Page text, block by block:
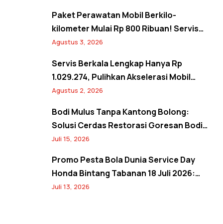
Paket Perawatan Mobil Berkilo-
kilometer Mulai Rp 800 Ribuan! Servis
Semangat Kemerdekaan Promo Agustus
Agustus 3, 2026
Servis Berkala Lengkap Hanya Rp
1.029.274, Pulihkan Akselerasi Mobil
Seperti Baru! Back to Prime Promo
Agustus 2, 2026
Bodi Mulus Tanpa Kantong Bolong:
Solusi Cerdas Restorasi Goresan Bodi
Mobil Hemat Biaya
Juli 15, 2026
Promo Pesta Bola Dunia Service Day
Honda Bintang Tabanan 18 Juli 2026:
Banjir Diskon Servis hingga 20% dan
Juli 13, 2026